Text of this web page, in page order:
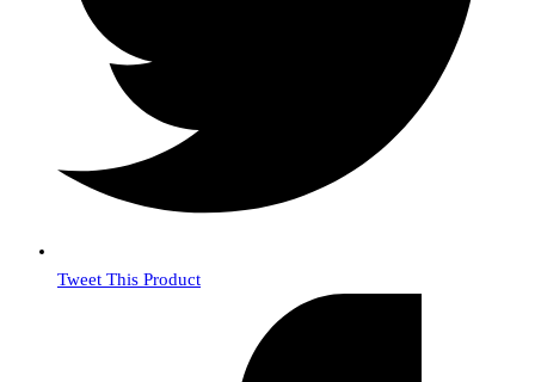
Tweet This Product